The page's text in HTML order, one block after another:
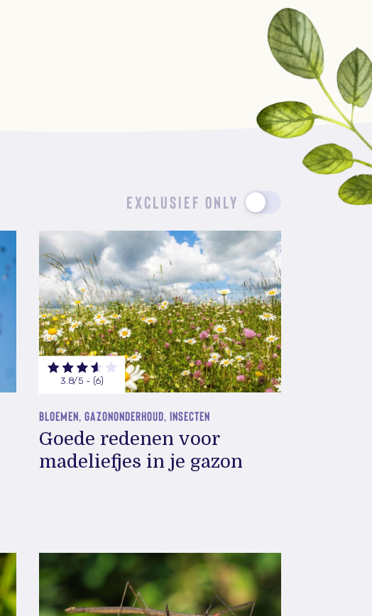
EXCLUSIEF ONLY
3.8/5 - (6)
BLOEMEN, GAZONONDERHOUD, INSECTEN
Goede redenen voor
madeliefjes in je gazon